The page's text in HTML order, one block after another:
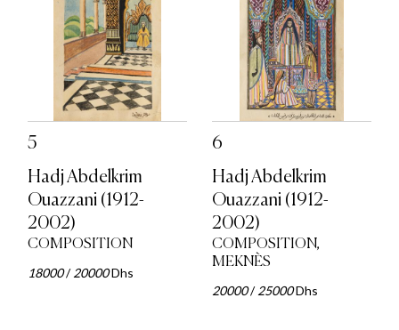
5
Hadj Abdelkrim
Ouazzani (1912-
2002)
COMPOSITION
18000/20000Dhs
6
Hadj Abdelkrim
Ouazzani (1912-
2002)
COMPOSITION,
MEKNÈS
20000/25000Dhs